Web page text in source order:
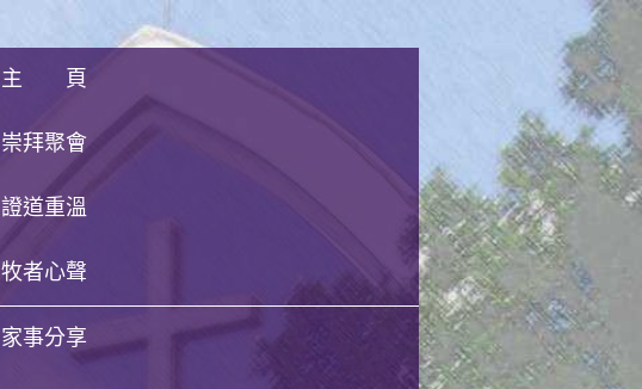
主 頁
崇拜聚會
證道重溫
牧者心聲
家事分享